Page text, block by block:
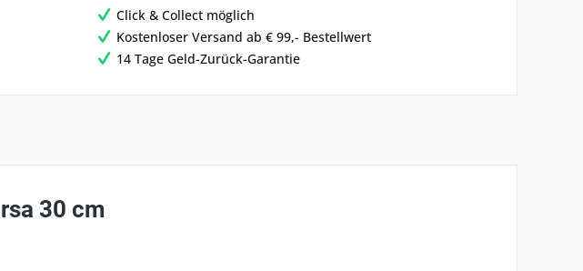
Click & Collect möglich
Kostenloser Versand ab € 99,- Bestellwert
14 Tage Geld-Zurück-Garantie
30 cm